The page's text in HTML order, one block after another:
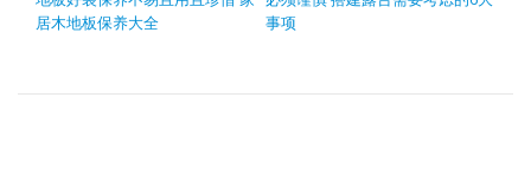
居木地板保养大全
事项